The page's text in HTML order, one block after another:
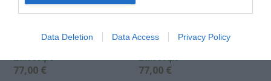
Data Deletion Data Access Privacy Policy
Καλσόν Gloria Med Class I
Μπεζ Large Max, ύψος
άνω του 1,70
Διαθέσιμο
77,00 €
Καλσόν Gloria Med Class I
Μπεζ XLarge Max, ύψος
άνω του 1,70
Διαθέσιμο
77,00 €